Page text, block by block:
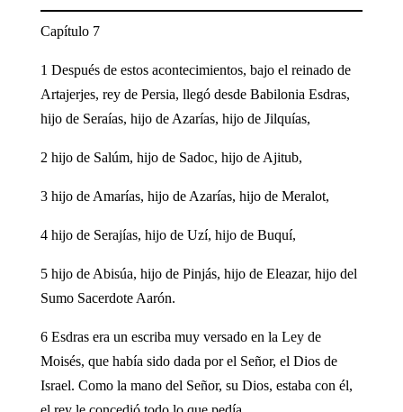
Capítulo 7
1 Después de estos acontecimientos, bajo el reinado de
Artajerjes, rey de Persia, llegó desde Babilonia Esdras,
hijo de Seraías, hijo de Azarías, hijo de Jilquías,
2 hijo de Salúm, hijo de Sadoc, hijo de Ajitub,
3 hijo de Amarías, hijo de Azarías, hijo de Meralot,
4 hijo de Serajías, hijo de Uzí, hijo de Buquí,
5 hijo de Abisúa, hijo de Pinjás, hijo de Eleazar, hijo del
Sumo Sacerdote Aarón.
6 Esdras era un escriba muy versado en la Ley de
Moisés, que había sido dada por el Señor, el Dios de
Israel. Como la mano del Señor, su Dios, estaba con él,